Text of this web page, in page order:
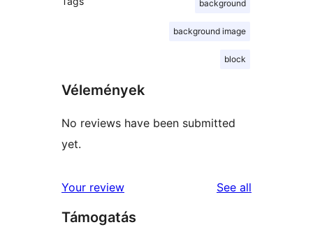
background
background image
block
Vélemények
No reviews have been submitted
yet.
Your review See all
Támogatás